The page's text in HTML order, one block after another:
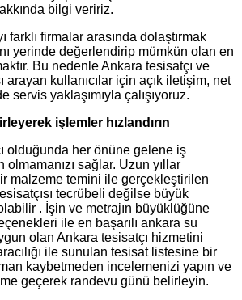
bilgi veririz.
farklı firmalar arasında dolaştırmak
yerinde değerlendirip mümkün olan en
Bu nedenle Ankara tesisatçı ve
arayan kullanıcılar için açık iletişim, net
servis yaklaşımıyla çalışıyoruz.
işlemler hızlandırın
olduğunda her önüne gelene iş
olmamanızı sağlar. Uzun yıllar
malzeme temini ile gerçekleştirilen
tecrübeli değilse büyük
. İşin ve metrajın büyüklüğüne
ile en başarılı ankara su
olan Ankara tesisatçı hizmetini
ile sunulan tesisat listesine bir
kaybetmeden incelemenizi yapın ve
geçerek randevu günü belirleyin.